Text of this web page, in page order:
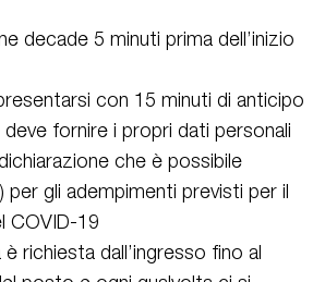
decade 5 minuti prima dell’inizio
con 15 minuti di anticipo
fornire i propri dati personali
che è possibile
per gli adempimenti previsti per il
COVID-19
è richiesta dall’ingresso fino al